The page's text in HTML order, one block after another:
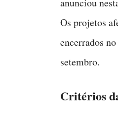
anunciou
Os projetos
encerrados
setembro.
Critérios